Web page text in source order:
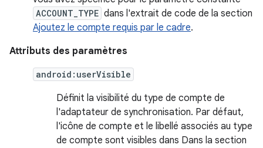
ACCOUNT_TYPE dans l'extrait de code de la section
Ajoutez le compte requis par le cadre.
Attributs des paramètres
android:userVisible
Définit la visibilité du type de compte de
l'adaptateur de synchronisation. Par défaut,
l'icône de compte et le libellé associés au type
de compte sont visibles dans Dans la section